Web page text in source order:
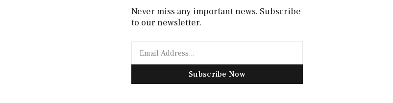
Never miss any important news. Subscribe
to our newsletter.
Subscribe Now